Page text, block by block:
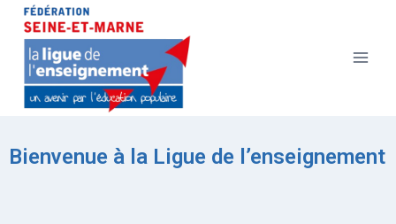
Bienvenue à la Ligue de l’enseignement